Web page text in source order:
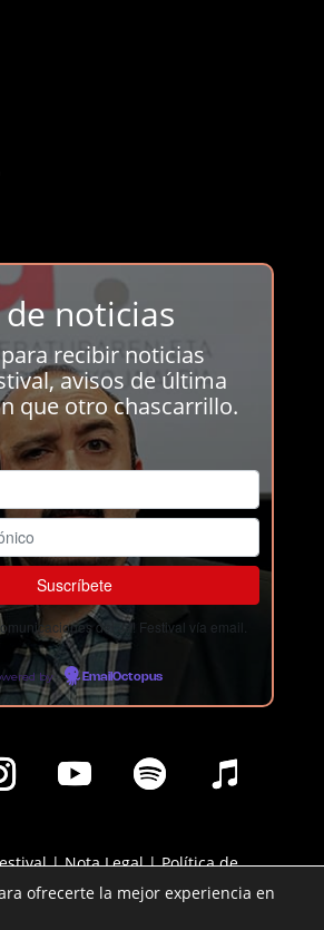
noticias
recibir noticias
avisos de última
que otro chascarrillo.
del Ja! Festival vía email.
by EmailOctopus
|Nota Legal|Política de
|Política de cookies
ofrecerte la mejor experiencia en